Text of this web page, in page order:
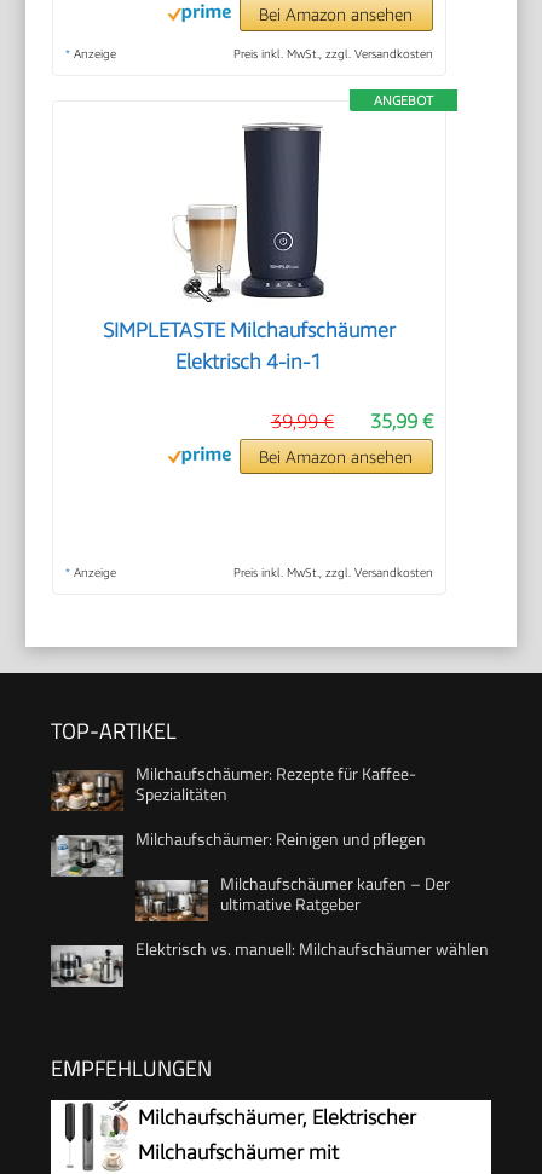
Bei Amazon ansehen
* Anzeige Preis inkl. MwSt., zzgl. Versandkosten
ANGEBOT
SIMPLETASTE Milchaufschäumer
Elektrisch 4-in-1
35,99 €
39,99 €
Bei Amazon ansehen
* Anzeige Preis inkl. MwSt., zzgl. Versandkosten
TOP-ARTIKEL
Milchaufschäumer: Rezepte für Kaffee-
Spezialitäten
Milchaufschäumer: Reinigen und pflegen
Milchaufschäumer kaufen – Der
ultimative Ratgeber
Elektrisch vs. manuell: Milchaufschäumer wählen
EMPFEHLUNGEN
Milchaufschäumer, Elektrischer
Milchaufschäumer mit